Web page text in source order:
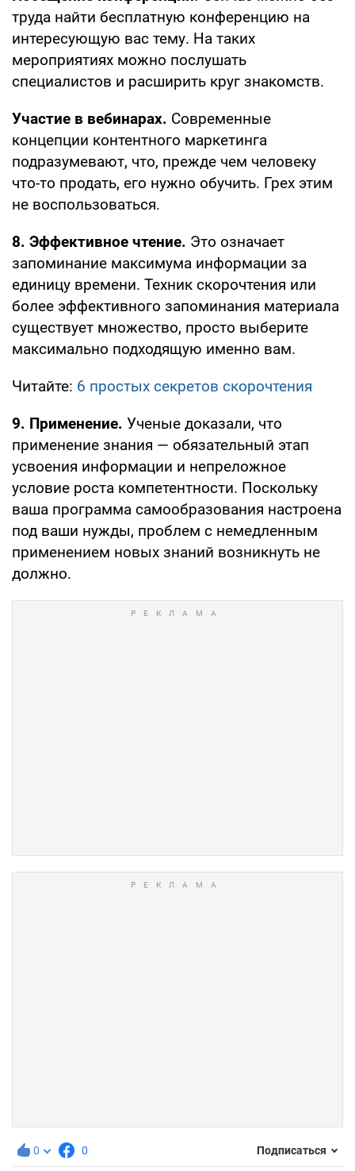
труда найти бесплатную конференцию на
интересующую вас тему. На таких
мероприятиях можно послушать
специалистов и расширить круг знакомств.
Участие в вебинарах. Современные
концепции контентного маркетинга
подразумевают, что, прежде чем человеку
что-то продать, его нужно обучить. Грех этим
не воспользоваться.
8. Эффективное чтение. Это означает
запоминание максимума информации за
единицу времени. Техник скорочтения или
более эффективного запоминания материала
существует множество, просто выберите
максимально подходящую именно вам.
Читайте: 6 простых секретов скорочтения
9. Применение. Ученые доказали, что
применение знания — обязательный этап
усвоения информации и непреложное
условие роста компетентности. Поскольку
ваша программа самообразования настроена
под ваши нужды, проблем с немедленным
применением новых знаний возникнуть не
должно.
0 0 Подписаться